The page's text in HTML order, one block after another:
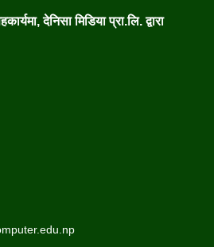
देनिसा मिडिया प्रा.लि. द्वारा